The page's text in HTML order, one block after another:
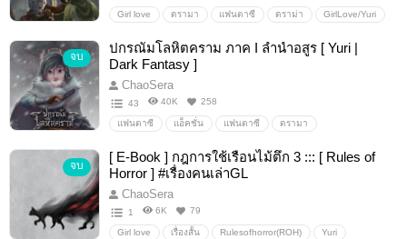
Girl love ดรามา แฟนตาซี ดราม่า GirlLove/Yuri
สัตว์ประหลาด อสูร เทพ มาร ผจญภัย
จบ
ปกรณัมโลหิตคราม ภาค I ลำนำอสูร [ Yuri |
Dark Fantasy ]
ChaoSera
43 40K 258
แฟนตาซี แอ็คชั่น แฟนตาซี ดรามา
เวทมนตร์ สัตว์ประหลาด ปีศาจ อสูร เทพ
จบ
[ E-Book ] กฎการใช้เรือนไม้ตึก 3 ::: [ Rules of
Horror ] #เรื่องคนเล่าGL
ChaoSera
1 6K 79
Girl love เรื่องสั้น Rulesofhorror(ROH) Yuri